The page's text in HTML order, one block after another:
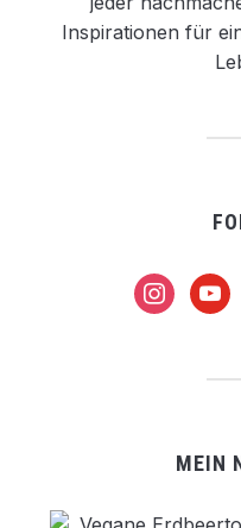
Inspirationen für
instagram
MEIN